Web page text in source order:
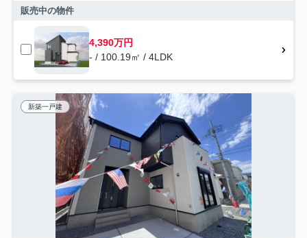
販売中の物件
4,390万円
- / 100.19㎡ / 4LDK
新築一戸建